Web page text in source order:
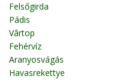
Felsőgirda
Pádis
Vârtop
Fehérvíz
Aranyosvágás
Havasrekettye